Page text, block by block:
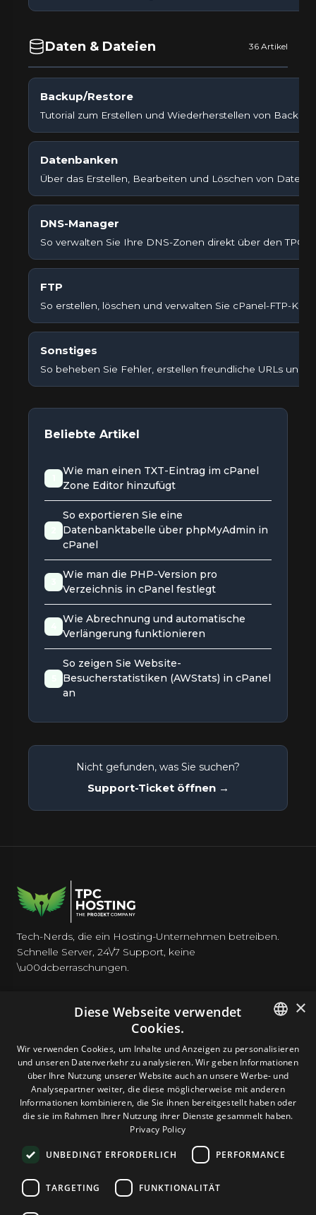
Daten & Dateien 36 Artikel
Backup/Restore
Tutorial zum Erstellen und Wiederherstellen von
Datenbanken
Über das Erstellen, Bearbeiten und Löschen von
DNS-Manager
So verwalten Sie Ihre DNS-Zonen direkt über den TPC
FTP
So erstellen, löschen und verwalten Sie cPanel-FTP-
Sonstiges
So beheben Sie Fehler, erstellen freundliche URLs und
Beliebte Artikel
Wie man einen TXT-Eintrag im cPanel
Zone Editor hinzufügt
So exportieren Sie eine
Datenbanktabelle über phpMyAdmin in
cPanel
Wie man die PHP-Version pro
Verzeichnis in cPanel festlegt
Wie Abrechnung und automatische
Verlängerung funktionieren
So zeigen Sie Website-
Besucherstatistiken (AWStats) in cPanel
an
Nicht gefunden, was Sie suchen?
Support-Ticket öffnen →
Tech-Nerds, die ein Hosting-Unternehmen betreiben.
Schnelle Server, 24\/7 Support, keine
\u00dcberraschungen.
HOSTING
DOMAINS & E-MAIL
TOOLS & SICHERHEIT
UNTERNEHMEN
ENGLISH
ROMANIAN
×
Diese Webseite verwendet
Cookies.
Wir verwenden Cookies, um Inhalte und Anzeigen zu personalisieren
und unseren Datenverkehr zu analysieren. Wir geben Informationen
über Ihre Nutzung unserer Website auch an unsere Werbe- und
Analysepartner weiter, die diese möglicherweise mit anderen
Informationen kombinieren, die Sie ihnen bereitgestellt haben oder
die sie im Rahmen Ihrer Nutzung ihrer Dienste gesammelt haben.
Privacy Policy
UNBEDINGT ERFORDERLICH PERFORMANCE
TARGETING FUNKTIONALITÄT